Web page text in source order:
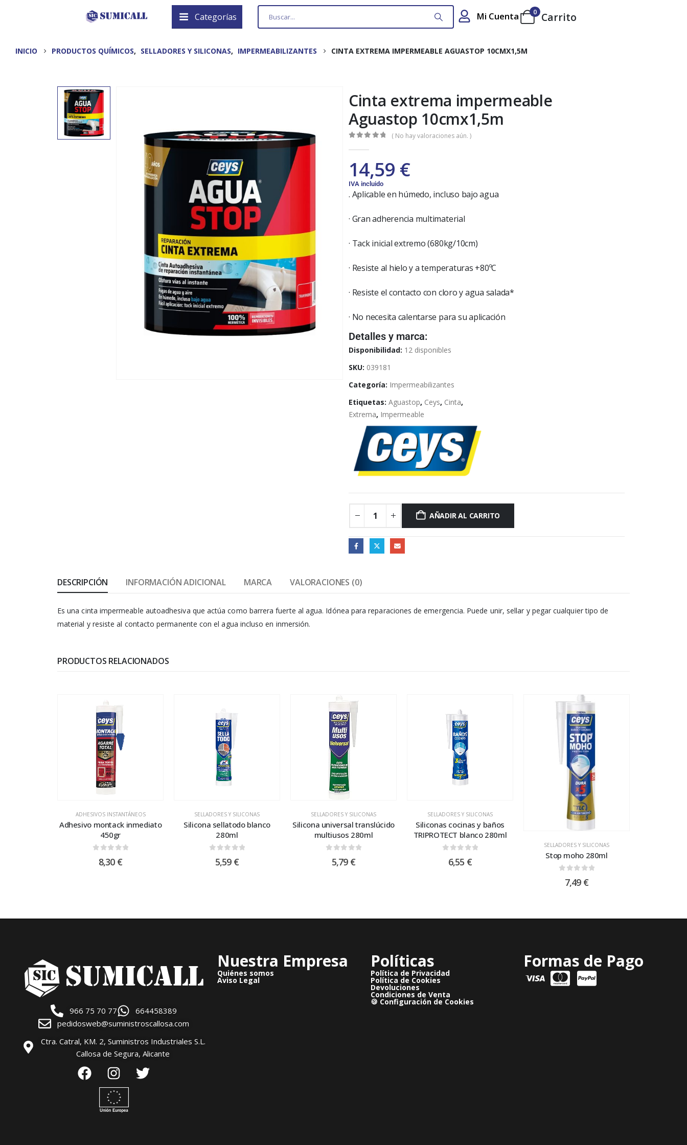
Categorías Mi Cuenta 0 Carrito
INICIO PRODUCTOS QUÍMICOS, SELLADORES Y SILICONAS, IMPERMEABILIZANTES CINTA EXTREMA IMPERMEABLE AGUASTOP 10CMX1,5M
Cinta extrema impermeable
Aguastop 10cmx1,5m
( No hay valoraciones aún. )
14,59 €
IVA incluido
. Aplicable en húmedo, incluso bajo agua
· Gran adherencia multimaterial
· Tack inicial extremo (680kg/10cm)
· Resiste al hielo y a temperaturas +80ºC
· Resiste el contacto con cloro y agua salada*
· No necesita calentarse para su aplicación
Detalles y marca:
Disponibilidad: 12 disponibles
SKU: 039181
Categoría: Impermeabilizantes
Etiquetas: Aguastop, Ceys, Cinta,
Extrema, Impermeable
AÑADIR AL CARRITO
DESCRIPCIÓN INFORMACIÓN ADICIONAL MARCA VALORACIONES (0)
Es una cinta impermeable autoadhesiva que actúa como barrera fuerte al agua. Idónea para reparaciones de emergencia. Puede unir, sellar y pegar cualquier tipo de
material y resiste al contacto permanente con el agua incluso en inmersión.
PRODUCTOS RELACIONADOS
ADHESIVOS INSTANTÁNEOS
Adhesivo montack inmediato
450gr
8,30 €
SELLADORES Y SILICONAS
Silicona sellatodo blanco
280ml
5,59 €
SELLADORES Y SILICONAS
Silicona universal translúcido
multiusos 280ml
5,79 €
SELLADORES Y SILICONAS
Siliconas cocinas y baños
TRIPROTECT blanco 280ml
6,55 €
SELLADORES Y SILICONAS
Stop moho 280ml
7,49 €
966 75 70 77
664458389
pedidosweb@suministroscallosa.com
Ctra. Catral, KM. 2, Suministros Industriales S.L.
Callosa de Segura, Alicante
Nuestra Empresa
Quiénes somos
Aviso Legal
Políticas
Política de Privacidad
Política de Cookies
Devoluciones
Condiciones de Venta
🍪 Configuración de Cookies
Formas de Pago